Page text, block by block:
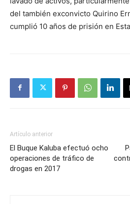
del también exconvicto Quirino
cumplió 10 años de prisión en
Artículo anterior
El Buque Kaluba efectuó ocho
operaciones de tráfico de
drogas en 2017